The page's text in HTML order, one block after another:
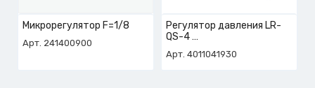
Микрорегулятор F=1/8
Арт. 241400900
Регулятор давления LR-
QS-4
Арт. 4011041930